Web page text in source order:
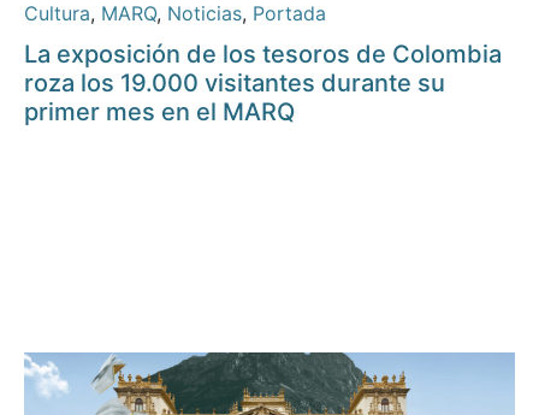
Cultura, MARQ, Noticias, Portada
La exposición de los tesoros de Colombia
roza los 19.000 visitantes durante su
primer mes en el MARQ